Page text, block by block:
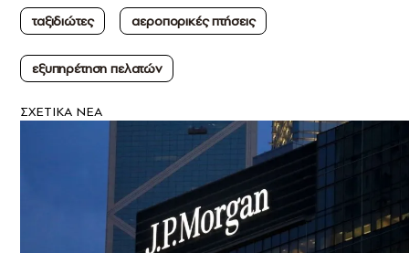
ταξιδιώτες αεροπορικές πτήσεις
εξυπηρέτηση πελατών
ΣXETIKA NEA